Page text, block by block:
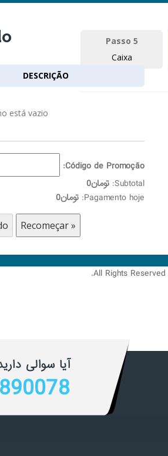
Passo 5
Caixa
DESCRIÇÃO
está vazio
Código de Promoção:
Subtotal: تومان0
Pagamento hoje: تومان0
آیا سوالی